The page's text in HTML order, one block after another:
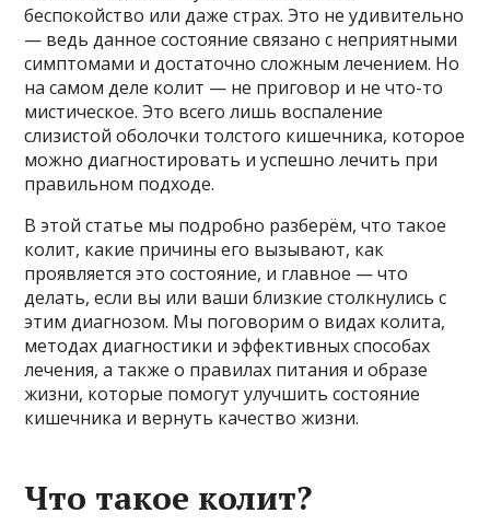
беспокойство или даже страх. Это не удивительно
— ведь данное состояние связано с неприятными
симптомами и достаточно сложным лечением. Но
на самом деле колит — не приговор и не что-то
мистическое. Это всего лишь воспаление
слизистой оболочки толстого кишечника, которое
можно диагностировать и успешно лечить при
правильном подходе.
В этой статье мы подробно разберём, что такое
колит, какие причины его вызывают, как
проявляется это состояние, и главное — что
делать, если вы или ваши близкие столкнулись с
этим диагнозом. Мы поговорим о видах колита,
методах диагностики и эффективных способах
лечения, а также о правилах питания и образе
жизни, которые помогут улучшить состояние
кишечника и вернуть качество жизни.
Что такое колит?